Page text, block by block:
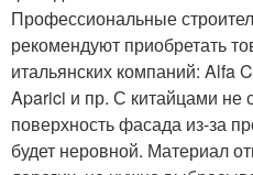
Профессиональные
рекомендуют приобретать
итальянских компаний: Alfa
Aparici и пр. С китайцами не
поверхность фасада из-за
будет неровной. Материал